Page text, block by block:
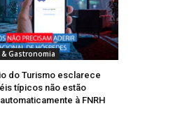
Gastronomia
do Turismo esclarece
típicos não estão
à FNRH